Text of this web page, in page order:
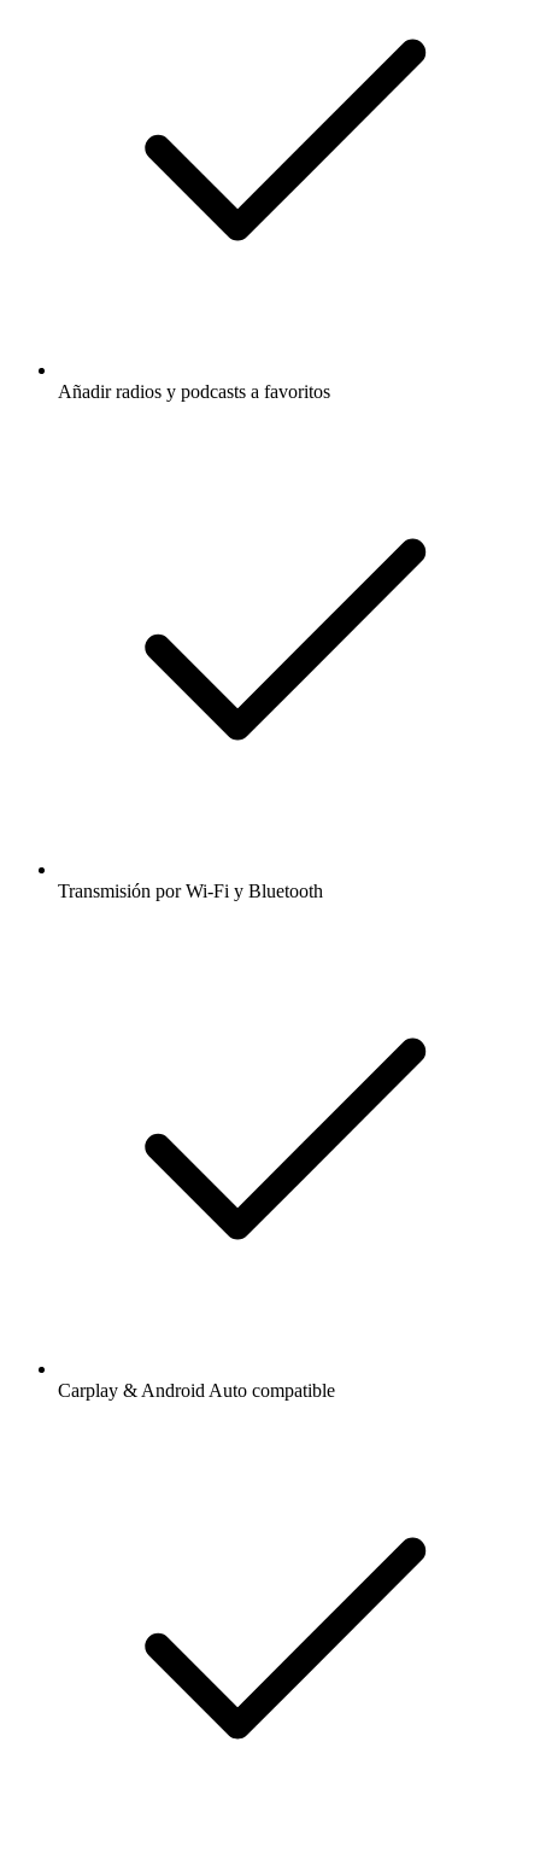
Añadir radios y podcasts a favoritos
Transmisión por Wi-Fi y Bluetooth
Carplay & Android Auto compatible